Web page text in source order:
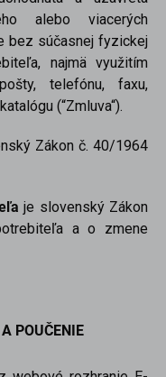
alebo viacerých
bez súčasnej fyzickej
najmä využitím
telefónu, faxu,
(“Zmluva“).
Zákon č. 40/1964
je slovenský Zákon
a o zmene
POUČENIE